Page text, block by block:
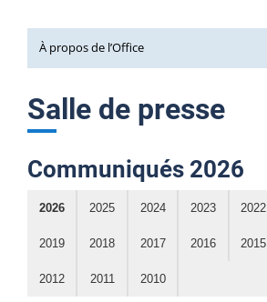
À propos de l’Office
Planification stratégique
Organigramme
Membres de l’Office
Rapports
Salle de presse
Salle de presse
Communiqués 2026
2026 2025 2024 2023 2022
2019 2018 2017 2016 2015
2012 2011 2010